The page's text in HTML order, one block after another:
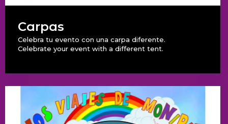
Carpas
Celebra tu evento con una carpa diferente.
Celebrate your event with a different tent.